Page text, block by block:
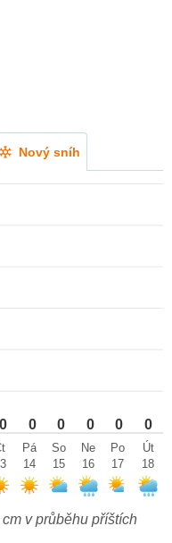
Nový sníh
0 0 0 0 0 0
Pá
14
So
15
Ne
16
Po
17
Út
18
v průběhu příštích